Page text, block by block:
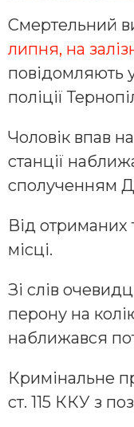
Смертельний
липня, на
повідомляють у
поліції
Чоловік впав
станції
сполученням
Від
місці.
Зі слів
перону на
наближався
Кримінальне
ст. 115 ККУ з